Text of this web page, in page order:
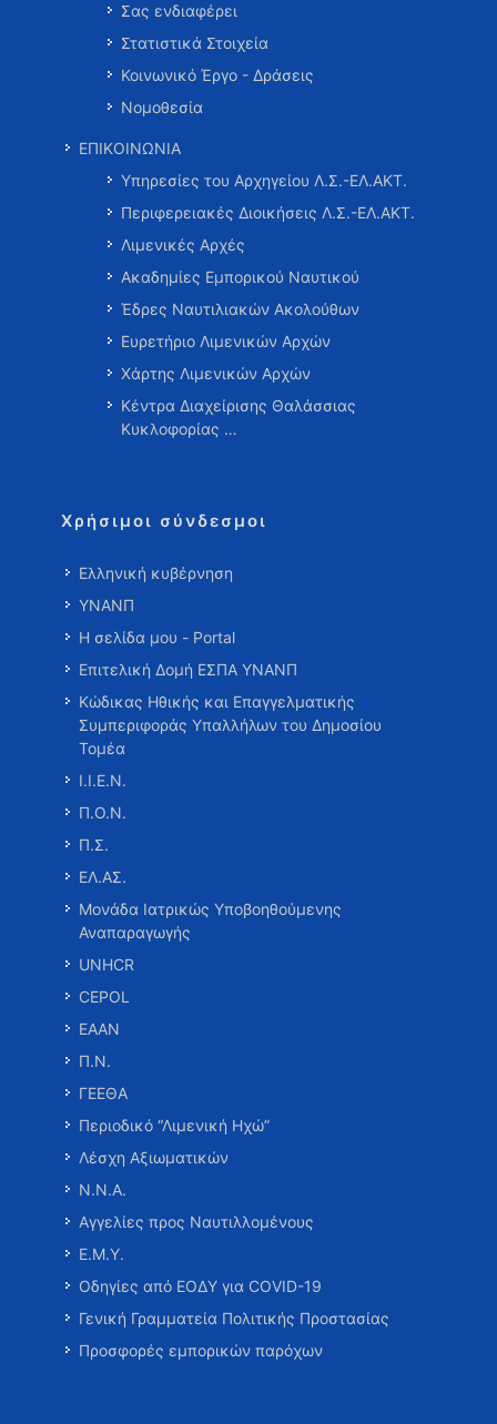
Σας ενδιαφέρει
Στατιστικά Στοιχεία
Κοινωνικό Έργο - Δράσεις
Νομοθεσία
ΕΠΙΚΟΙΝΩΝΙΑ
Υπηρεσίες του Αρχηγείου Λ.Σ.-ΕΛ.ΑΚΤ.
Περιφερειακές Διοικήσεις Λ.Σ.-ΕΛ.ΑΚΤ.
Λιμενικές Αρχές
Ακαδημίες Εμπορικού Ναυτικού
Έδρες Ναυτιλιακών Ακολούθων
Ευρετήριο Λιμενικών Αρχών
Χάρτης Λιμενικών Αρχών
Κέντρα Διαχείρισης Θαλάσσιας
Κυκλοφορίας …
Χρήσιμοι σύνδεσμοι
Ελληνική κυβέρνηση
ΥΝΑΝΠ
Η σελίδα μου - Portal
Επιτελική Δομή ΕΣΠΑ ΥΝΑΝΠ
Κώδικας Ηθικής και Επαγγελματικής
Συμπεριφοράς Υπαλλήλων του Δημοσίου
Τομέα
Ι.Ι.Ε.Ν.
Π.Ο.Ν.
Π.Σ.
ΕΛ.ΑΣ.
Μονάδα Ιατρικώς Υποβοηθούμενης
Αναπαραγωγής
UNHCR
CEPOL
ΕΑΑΝ
Π.Ν.
ΓΕΕΘΑ
Περιοδικό “Λιμενική Ηχώ”
Λέσχη Αξιωματικών
Ν.Ν.Α.
Αγγελίες προς Ναυτιλλομένους
Ε.Μ.Υ.
Οδηγίες από ΕΟΔΥ για COVID-19
Γενική Γραμματεία Πολιτικής Προστασίας
Προσφορές εμπορικών παρόχων